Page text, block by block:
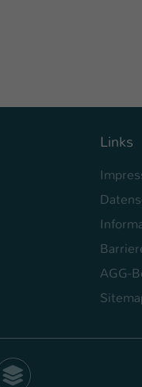
Links
AGG-
SocialWall